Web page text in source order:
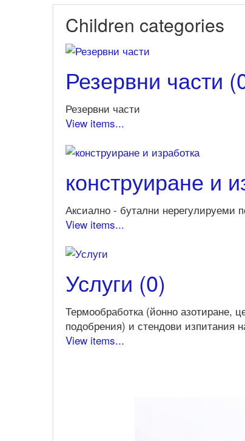
Children categories
Резервни части
Резервни части
View items...
конструиране и
Аксиално - бутални нерегулируеми
View items...
Услуги (0)
Термообработка (йонно азотиране,
подобрения) и стендови изпитания
View items...